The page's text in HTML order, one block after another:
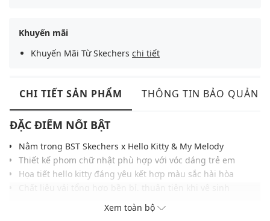
Khuyến mãi
Khuyến Mãi Từ Skechers chi tiết
CHI TIẾT SẢN PHẨM THÔNG TIN BẢO QUẢN
ĐẶC ĐIỂM NỔI BẬT
Nằm trong BST Skechers x Hello Kitty & My Melody
Thiết kế phom chữ nhật phù hợp với vóc dáng trẻ em
Họa tiết hello kitty đáng yêu kết hợp màu sắc hài hòa
Ngăn chính rộng rãi tiện đựng tập sách và đồ cá nhân
Dây đeo vai dễ dàng điều chỉnh mang lại sự thoải mái
Xem toàn bộ